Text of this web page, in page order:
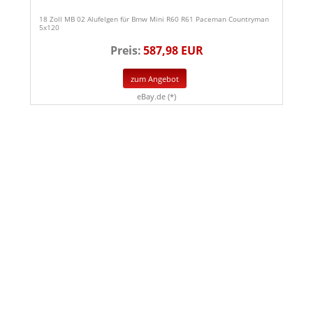
18 Zoll MB 02 Alufelgen für Bmw Mini R60 R61 Paceman Countryman
5x120
Preis:587,98 EUR
zum Angebot
eBay.de (*)